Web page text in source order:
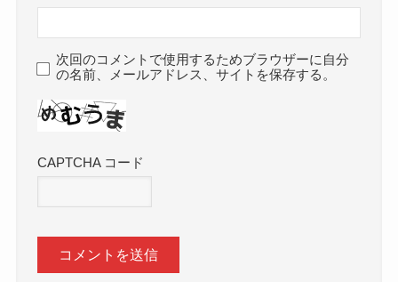
次回のコメントで使用するためブラウザーに自分
の名前、メールアドレス、サイトを保存する。
CAPTCHA コード